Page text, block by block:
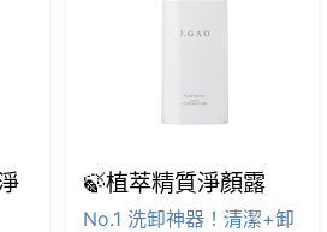
🍃植萃精質淨顏露
No.1 洗卸神器！清潔+卸